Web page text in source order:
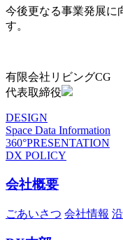
今後更なる事業発展に
す。
有限会社リビングCG
代表取締役
DESIGN
Space Data Information
360°PRESENTATION
DX POLICY
会社概要
ごあいさつ 会社情報